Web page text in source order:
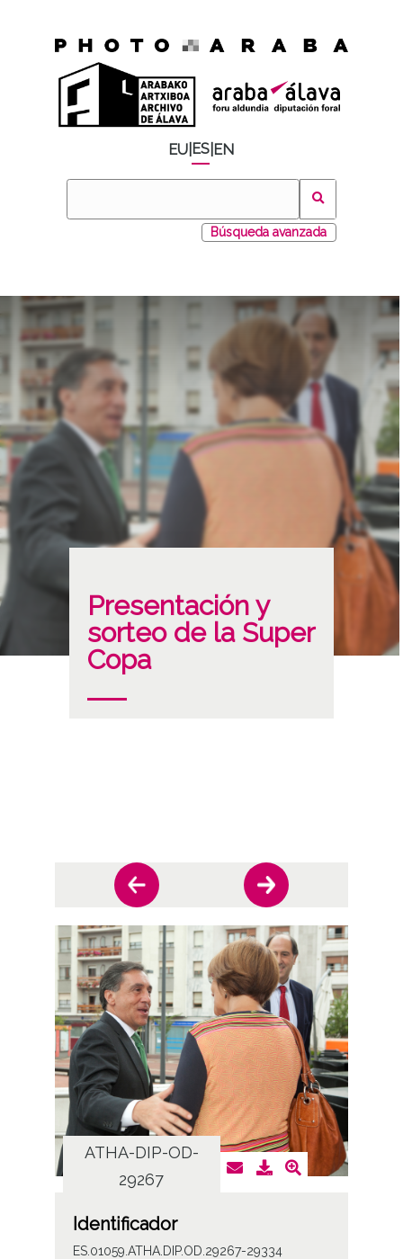
EU ES EN
Búsqueda avanzada
Presentación y
sorteo de la Super
Copa
ATHA-DIP-OD-
29267
Identificador
ES.01059.ATHA.DIP.OD.29267-29334